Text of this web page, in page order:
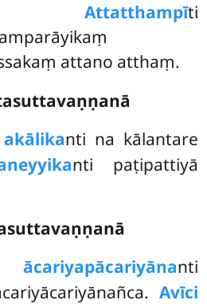
Attatthampīti
attano atthaṃ.
akālikanti na kālantare
nti paṭipattiyā
ācariyapācariyānanti
Avīci